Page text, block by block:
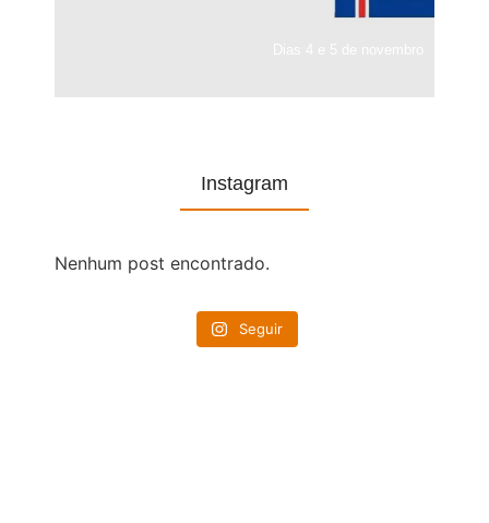
Instagram
Nenhum post encontrado.
Seguir